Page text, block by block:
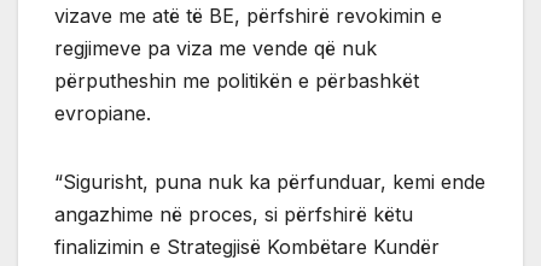
vizave me atë të BE, përfshirë revokimin e
regjimeve pa viza me vende që nuk
përputheshin me politikën e përbashkët
evropiane.
“Sigurisht, puna nuk ka përfunduar, kemi ende
angazhime në proces, si përfshirë këtu
finalizimin e Strategjisë Kombëtare Kundër